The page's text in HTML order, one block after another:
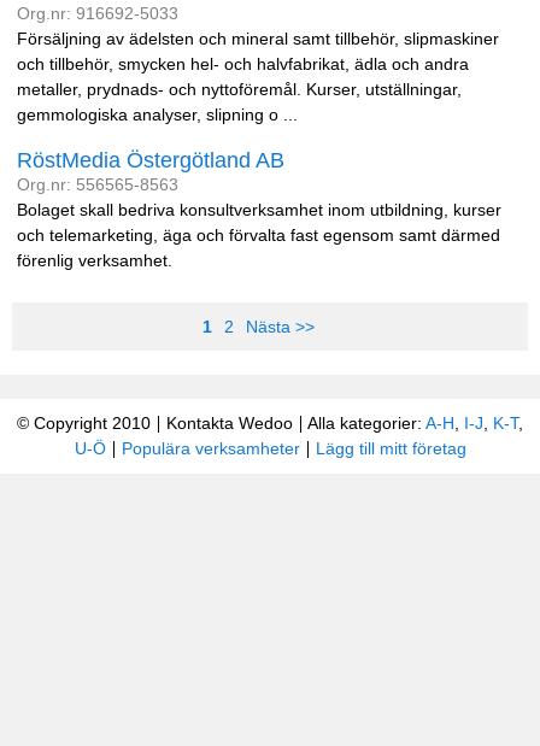
Org.nr: 916692-5033
Försäljning av ädelsten och mineral samt tillbehör, slipmaskiner
och tillbehör, smycken hel- och halvfabrikat, ädla och andra
metaller, prydnads- och nyttoföremål. Kurser, utställningar,
gemmologiska analyser, slipning o ...
RöstMedia Östergötland AB
Org.nr: 556565-8563
Bolaget skall bedriva konsultverksamhet inom utbildning, kurser
och telemarketing, äga och förvalta fast egensom samt därmed
förenlig verksamhet.
1 2 Nästa >>
© Copyright 2010 Kontakta Wedoo Alla kategorier: A-H I-J K-T,
U-Ö
Populära verksamheter Lägg till mitt företag